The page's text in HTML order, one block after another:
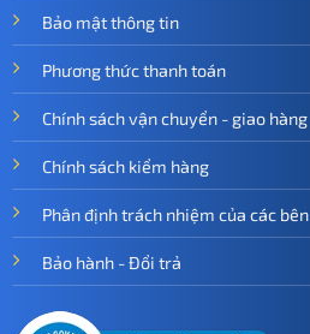
Bảo mật thông tin
Phương thức thanh toán
Chính sách vận chuyển - giao hàng
Chính sách kiểm hàng
Phân định trách nhiệm của các bên
Bảo hành - Đổi trả